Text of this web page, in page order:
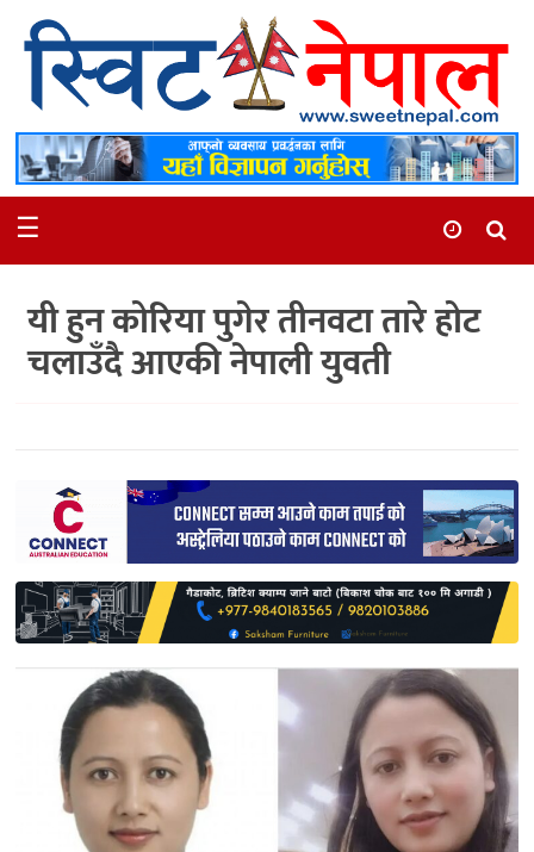
समाचार
स्थानीय
मनोरञ्जन
अन्तर्वार्ता
समाज
भिडियो
साहित्य
प्रदेश
English
☰
यी हुन कोरिया पुगेर तीनवटा तारे होट
चलाउँदै आएकी नेपाली युवती